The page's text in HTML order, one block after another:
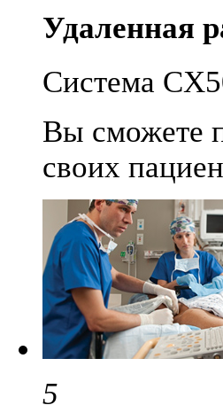
Удаленная
Система
Вы сможете
своих
5